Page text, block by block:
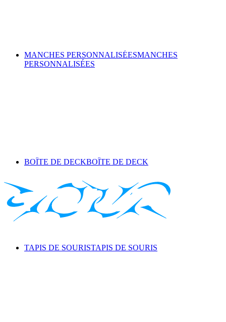
MANCHES PERSONNALISÉESMANCHES
PERSONNALISÉES
BOÎTE DE DECKBOÎTE DE DECK
TAPIS DE SOURISTAPIS DE SOURIS